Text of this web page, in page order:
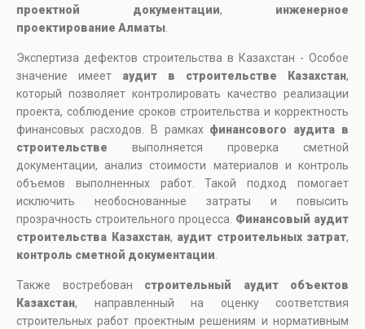
проектной документации, инженерное
проектирование Алматы
Экспертиза дефектов строительства в Казахстан - Особое
значение имеет аудит в строительстве Казахстан,
который позволяет контролировать качество реализации
проекта, соблюдение сроков строительства и корректность
финансовых расходов. В рамках финансового аудита в
строительстве выполняется проверка сметной
документации, анализ стоимости материалов и контроль
объемов выполненных работ. Такой подход помогает
исключить необоснованные затраты и повысить
прозрачность строительного процесса. Финансовый аудит
строительства Казахстан, аудит строительных затрат,
контроль сметной документации
Также востребован строительный аудит объектов
Казахстан, направленный на оценку соответствия
строительных работ проектным решениям и нормативным